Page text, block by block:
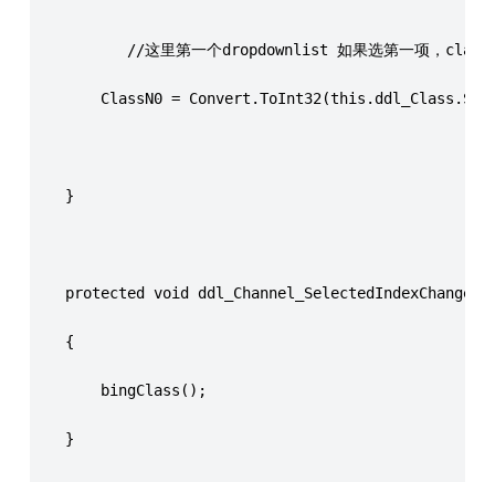
//这里第一个dropdownlist 如果选第一项，
ClassN0 =
    }
protected void
    {
        bingClass();
    }